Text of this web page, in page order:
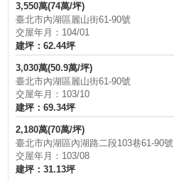
3,550萬(74萬/坪)
臺北市內湖區麗山街61-90號
交屋年月：104/01
建坪：62.44坪
3,030萬(50.9萬/坪)
臺北市內湖區麗山街61-90號
交屋年月：103/10
建坪：69.34坪
2,180萬(70萬/坪)
臺北市內湖區內湖路二段103巷61-90號
交屋年月：103/08
建坪：31.13坪